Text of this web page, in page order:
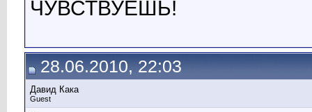
ЧУВСТВУЕШЬ!
28.06.2010, 22:03
Давид Кака
Guest